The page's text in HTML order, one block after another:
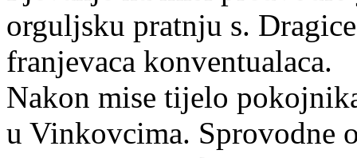
orguljsku pratnju s.
franjevaca konventualaca.
Nakon mise tijelo
u Vinkovcima. Sprovodne